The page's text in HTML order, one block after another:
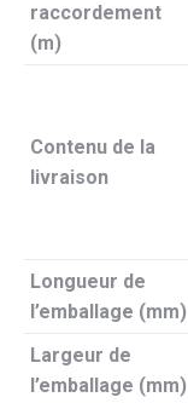
raccordement
(m)
Contenu de la
livraison
Longueur de
l’emballage (mm)
Largeur de
l’emballage (mm)